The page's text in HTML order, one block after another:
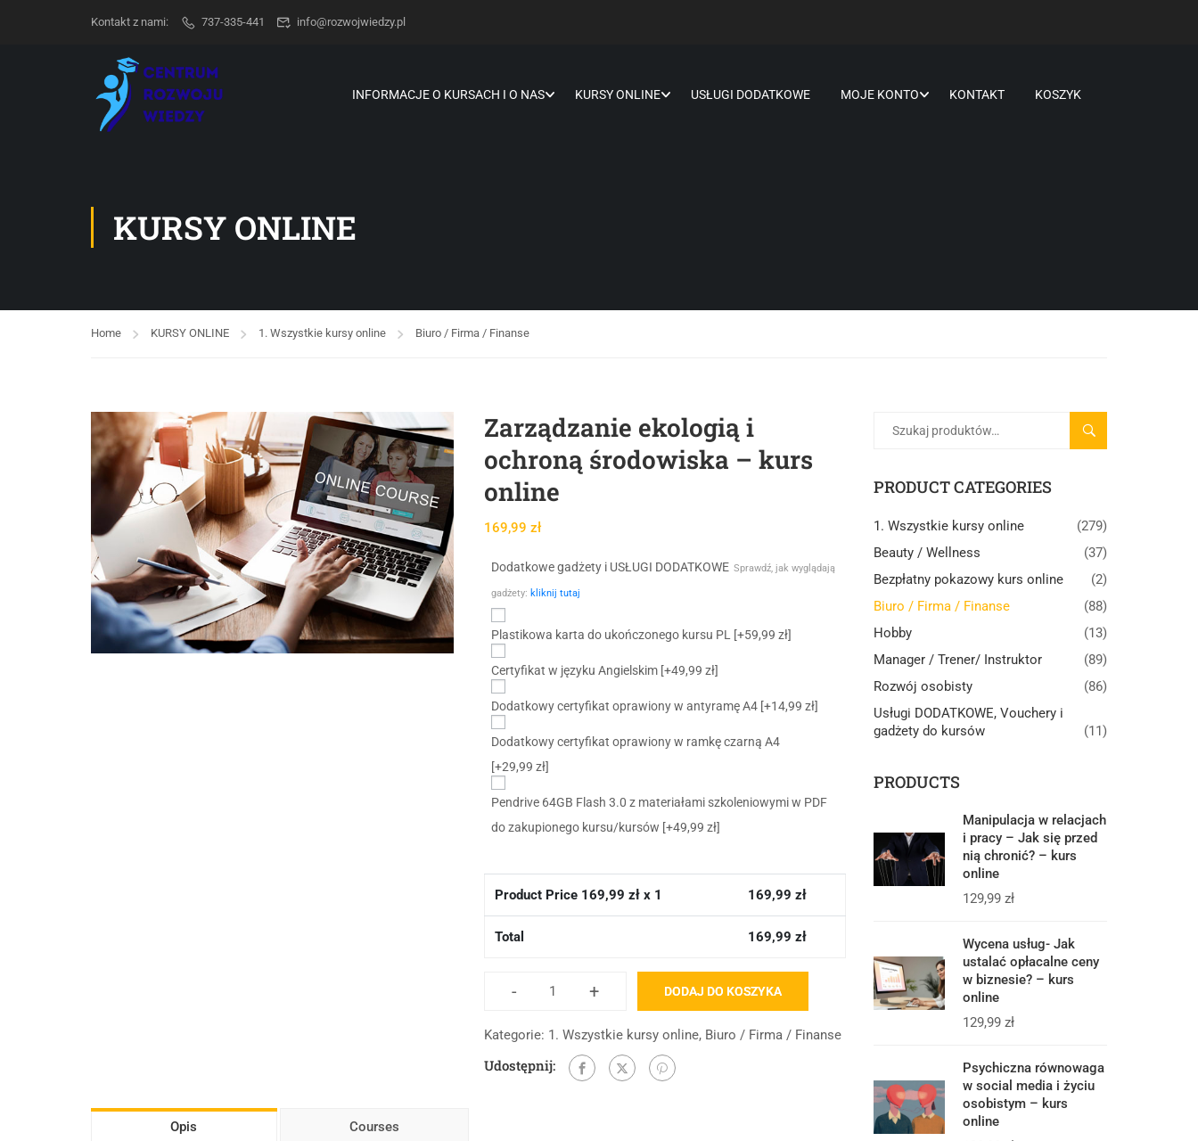
Kontakt z nami: 737-335-441 info@rozwojwiedzy.pl
INFORMACJE O KURSACH I O NAS KURSY ONLINE USŁUGI DODATKOWE MOJE KONTO KONTAKT KOSZYK
KURSY ONLINE
Home KURSY ONLINE 1. Wszystkie kursy online Biuro / Firma / Finanse
Zarządzanie ekologią i
ochroną środowiska – kurs
online
169,99 zł
Dodatkowe gadżety i USŁUGI DODATKOWE Sprawdź, jak wyglądają
gadżety: kliknij tutaj
Plastikowa karta do ukończonego kursu PL [+59,99 zł]
Certyfikat w języku Angielskim [+49,99 zł]
Dodatkowy certyfikat oprawiony w antyramę A4 [+14,99 zł]
Dodatkowy certyfikat oprawiony w ramkę czarną A4
[+29,99 zł]
Pendrive 64GB Flash 3.0 z materiałami szkoleniowymi w PDF
do zakupionego kursu/kursów [+49,99 zł]
Product Price 169,99 zł x 1 169,99 zł
Total 169,99 zł
- + DODAJ DO KOSZYKA
Kategorie: 1. Wszystkie kursy online, Biuro / Firma / Finanse
Udostępnij:
Opis Courses
SZUKAJ
PRODUCT CATEGORIES
1. Wszystkie kursy online
(279)
Beauty / Wellness
(37)
Bezpłatny pokazowy kurs online
(2)
Biuro / Firma / Finanse
(88)
Hobby
(13)
Manager / Trener/ Instruktor
(89)
Rozwój osobisty
(86)
Usługi DODATKOWE, Vouchery i
gadżety do kursów
(11)
PRODUCTS
Manipulacja w relacjach
i pracy – Jak się przed
nią chronić? – kurs
online
129,99 zł
Wycena usług- Jak
ustalać opłacalne ceny
w biznesie? – kurs
online
129,99 zł
Psychiczna równowaga
w social media i życiu
osobistym – kurs
online